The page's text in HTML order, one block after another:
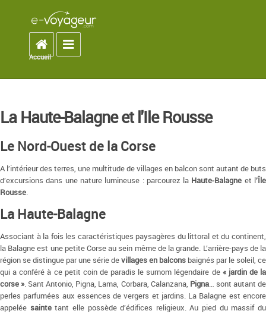
Accueil
Toggle navigation
Accueil
La Haute-Balagne et l'Ile Rousse
Le Nord-Ouest de la Corse
A l’intérieur des terres, une multitude de villages en balcon sont autant de buts
d’excursions dans une nature lumineuse : parcourez la Haute-Balagne et l’Île
Rousse.
La Haute-Balagne
Associant à la fois les caractéristiques paysagères du littoral et du continent,
la Balagne est une petite Corse au sein même de la grande. L’arrière-pays de la
région se distingue par une série devillages en balcons baignés par le soleil, ce
qui a conféré à ce petit coin de paradis le surnom légendaire de « jardin de la
corse ». Sant Antonio, Pigna, Lama, Corbara, Calanzana, Pigna… sont autant de
perles parfumées aux essences de vergers et jardins. La Balagne est encore
appelée saintetant elle possède d’édifices religieux. Au pied du massif du